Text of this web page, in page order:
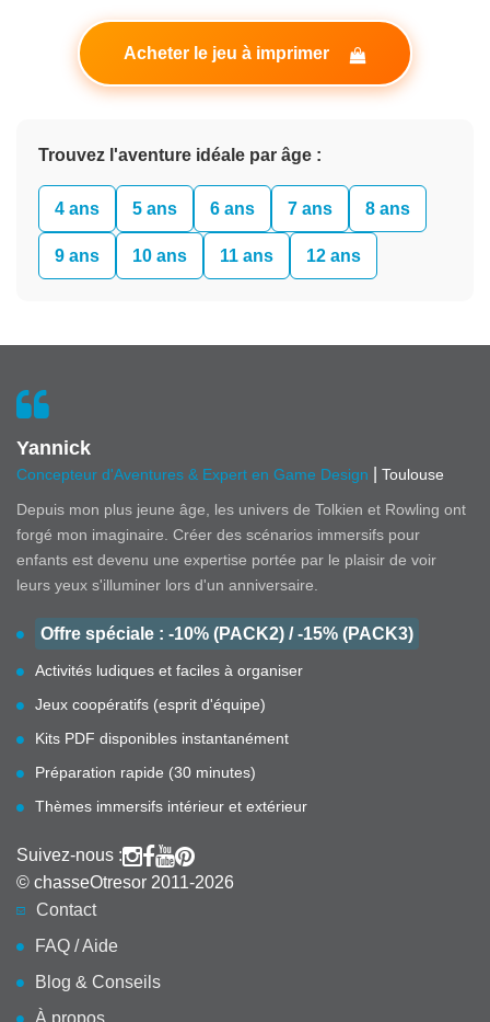
Acheter le jeu à imprimer
Trouvez l'aventure idéale par âge :
4 ans 5 ans 6 ans 7 ans 8 ans
9 ans 10 ans 11 ans 12 ans
Yannick
Concepteur d'Aventures & Expert en Game Design
Toulouse
Depuis mon plus jeune âge, les univers de Tolkien et Rowling ont
forgé mon imaginaire. Créer des scénarios immersifs pour
enfants est devenu une expertise portée par le plaisir de voir
leurs yeux s'illuminer lors d'un anniversaire.
Offre spéciale : -10% (PACK2) / -15% (PACK3)
Activités ludiques et faciles à organiser
Jeux coopératifs (esprit d'équipe)
Kits PDF disponibles instantanément
Préparation rapide (30 minutes)
Thèmes immersifs intérieur et extérieur
Suivez-nous :
© chasseOtresor 2011-2026
Contact
FAQ / Aide
Blog & Conseils